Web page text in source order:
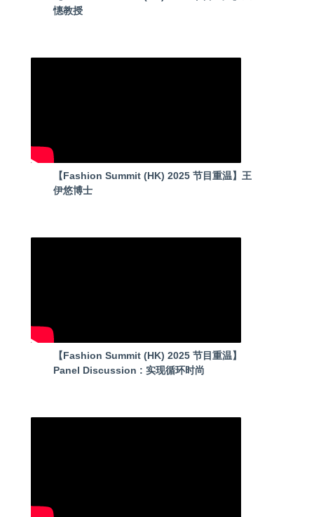
憓教授
【Fashion Summit (HK) 2025 节目重温】王
伊悠博士
【Fashion Summit (HK) 2025 节目重温】
Panel Discussion : 实现循环时尚